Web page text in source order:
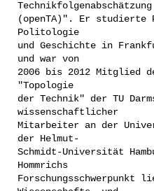
Technikfolgenabschätzung
(openTA)". Er studierte
Politologie
und Geschichte in
und war von
2006 bis 2012 Mitglied
"Topologie
der Technik" der TU
wissenschaftlicher
Mitarbeiter an der
der Helmut-
Schmidt-Universität
Hommrichs
Forschungsschwerpunkt